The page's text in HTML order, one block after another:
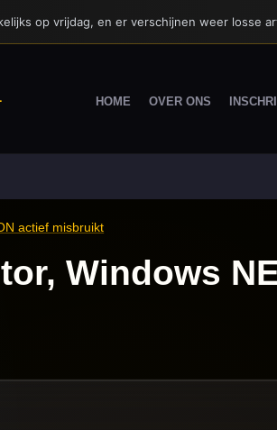
HOME OVER ONS
actief misbruikt
Windows
op vrijdag, en er verschijnen weer losse